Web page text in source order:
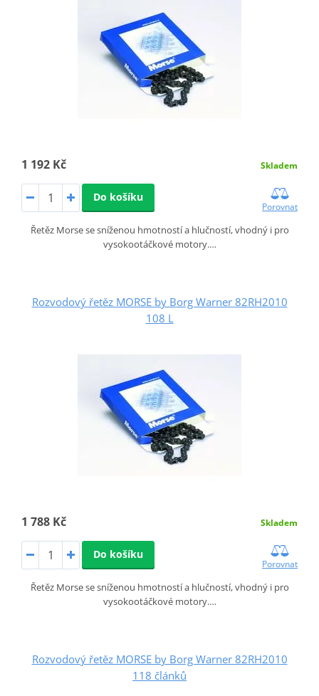
1 192 Kč Skladem
Do košíku
Porovnat
Řetěz Morse se sníženou hmotností a hlučností, vhodný i pro
vysokootáčkové motory.…
Rozvodový řetěz MORSE by Borg Warner 82RH2010
108 L
1 788 Kč Skladem
Do košíku
Porovnat
Řetěz Morse se sníženou hmotností a hlučností, vhodný i pro
vysokootáčkové motory.…
Rozvodový řetěz MORSE by Borg Warner 82RH2010
118 článků